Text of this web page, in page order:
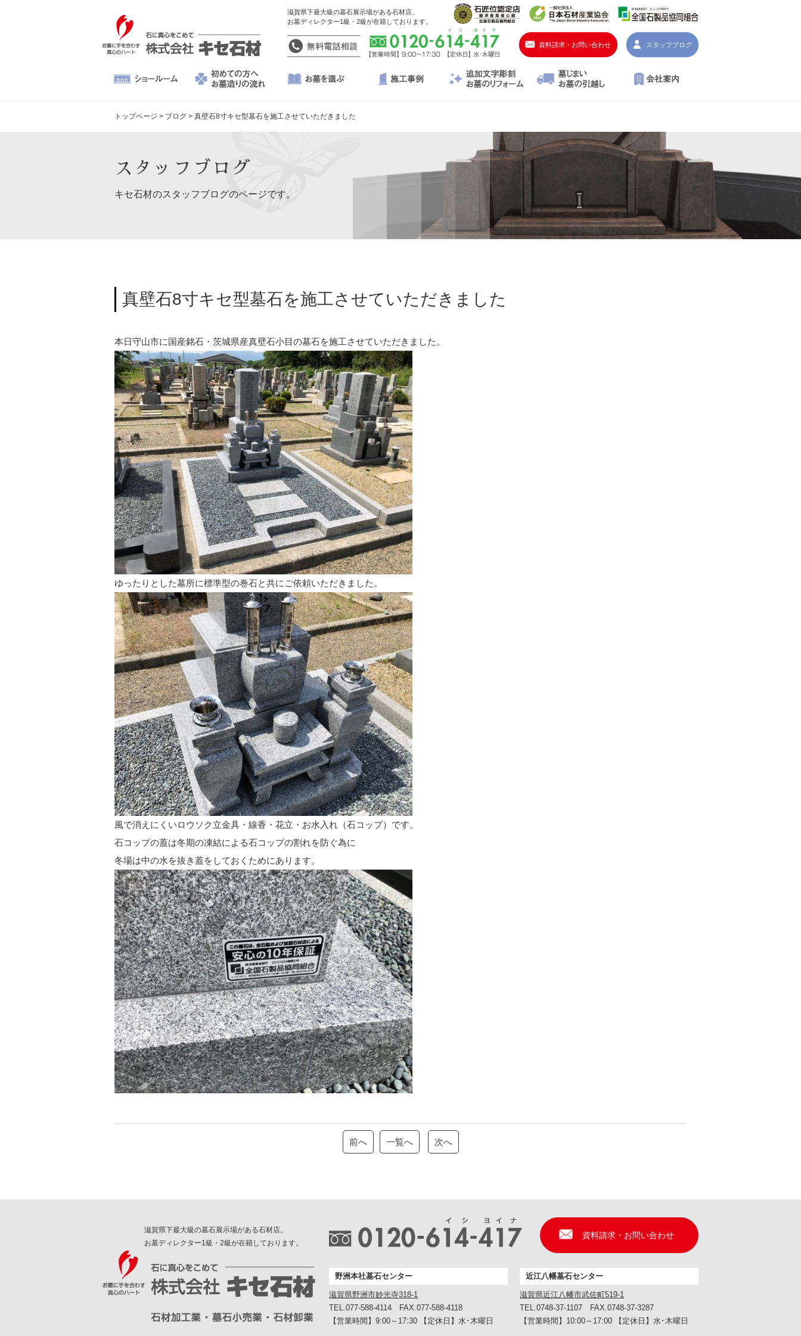
滋賀県下最大級の墓石展示場がある石材店。
お墓ディレクター1級・2級が在籍しております。
資料請求・お問い合わせ スタッフブログ
トップページ > ブログ > 真壁石8寸キセ型墓石を施工させていただきました
スタッフブログ
キセ石材のスタッフブログのページです。
真壁石8寸キセ型墓石を施工させていただきました
本日守山市に国産銘石・茨城県産真壁石小目の墓石を施工させていただきました。
ゆったりとした墓所に標準型の巻石と共にご依頼いただきました。
風で消えにくいロウソク立金具・線香・花立・お水入れ（石コップ）です。
石コップの蓋は冬期の凍結による石コップの割れを防ぐ為に
冬場は中の水を抜き蓋をしておくためにあります。
前へ 一覧へ 次へ
滋賀県下最大級の墓石展示場がある石材店。
お墓ディレクター1級・2級が在籍しております。
資料請求・お問い合わせ
野洲本社墓石センター
滋賀県野洲市妙光寺318-1
TEL.077-588-4114 FAX.077-588-4118
【営業時間】9:00～17:30 【定休日】水･木曜日
近江八幡墓石センター
滋賀県近江八幡市武佐町519-1
TEL.0748-37-1107 FAX.0748-37-3287
【営業時間】10:00～17:00 【定休日】水･木曜日